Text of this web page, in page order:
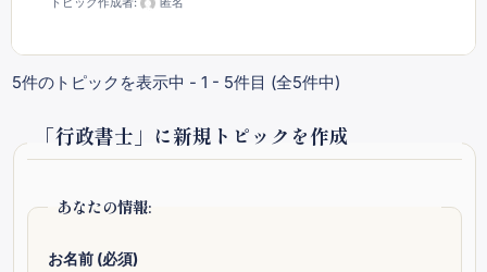
5件のトピックを表示中 - 1 - 5件目 (全5件中)
「行政書士」に新規トピックを作成
あなたの情報:
お名前 (必須)